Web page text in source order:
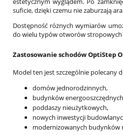
suficie, dzięki czemu nie zaburzają
Dostępność różnych wymiarów
do wielu typów otworów
Zastosowanie schodów OptiStep
Model ten jest szczególnie polecany
domów jednorodzinnych,
budynków
poddaszy nieużytkowych,
nowych inwestycji
modernizowanych budynków